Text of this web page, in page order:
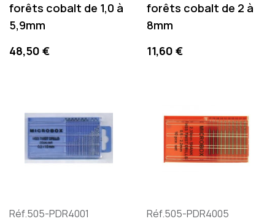
forêts cobalt de 1,0 à
5,9mm
Preis
48,50 €
forêts cobalt de 2 à
8mm
Preis
11,60 €
Réf.505-PDR4001 Réf.505-PDR4005